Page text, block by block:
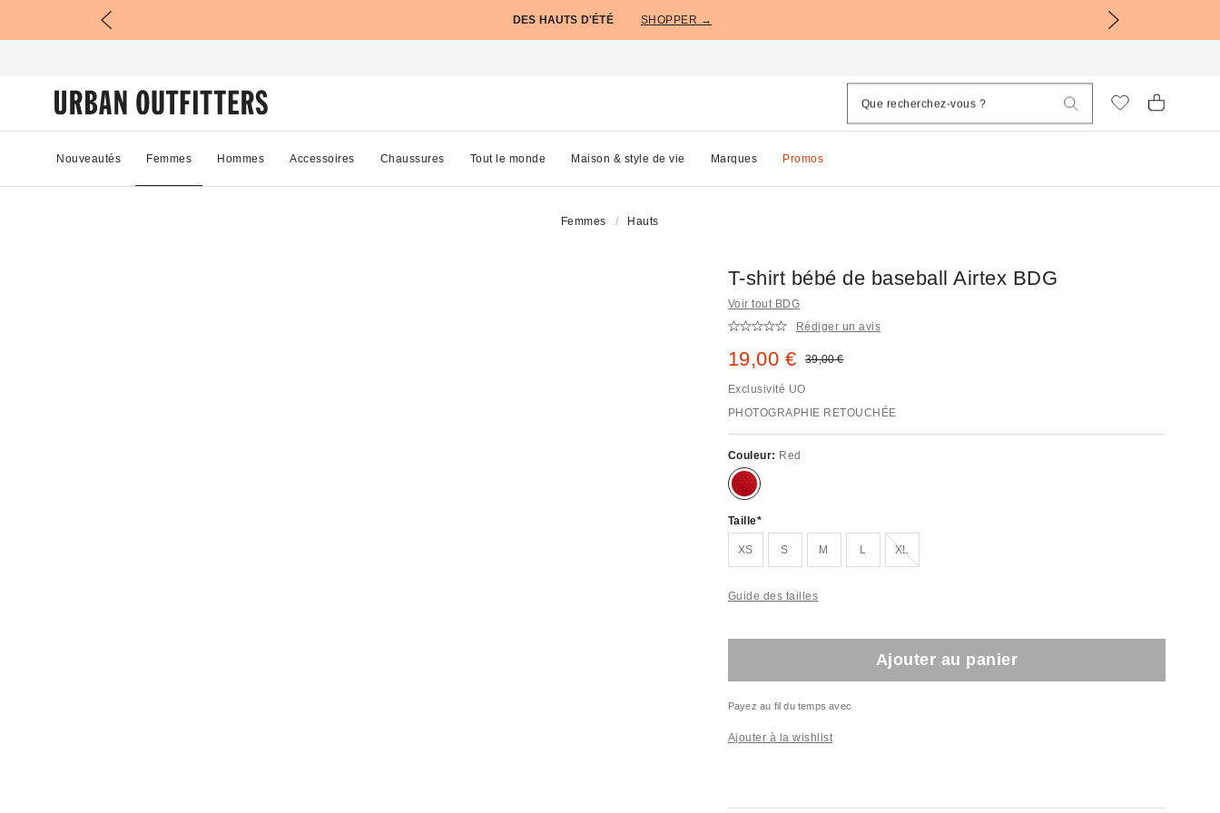
DES HAUTS D'ÉTÉ SHOPPER →
Nouveautés Femmes Hommes Accessoires Chaussures Tout le monde Maison & style de vie Marques Promos
Femmes Hauts
T-shirt bébé de baseball Airtex BDG
Voir tout BDG
Rédiger un avis
Prix remisé :
19,00 € Prix d'origine :
39,00 €
Exclusivité UO
PHOTOGRAPHIE RETOUCHÉE
Couleur: Red
Taille
XS S M L XL
En rupture de stock !
Guide des tailles
Ajouter au panier
Payez au fil du temps avec
Ajouter à la wishlist